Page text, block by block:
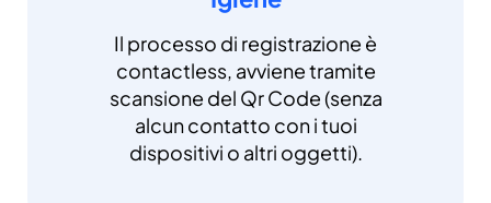
Il processo di registrazione è
contactless, avviene tramite
scansione del Qr Code (senza
alcun contatto con i tuoi
dispositivi o altri oggetti).